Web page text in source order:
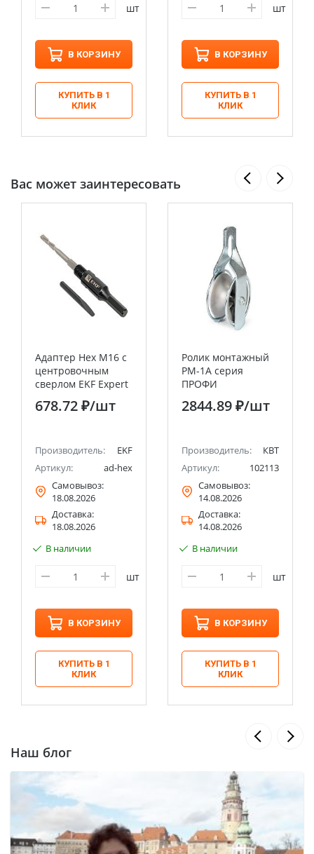
шт
В КОРЗИНУ
КУПИТЬ В 1
КЛИК
шт
В КОРЗИНУ
КУПИТЬ В 1
КЛИК
Вас может заинтересовать
Адаптер Hex M16 с
центровочным
сверлом EKF Expert
678.72 ₽/шт
Производитель:
EKF
Артикул:
ad-hex
Самовывоз:
18.08.2026
Доставка:
18.08.2026
В наличии
шт
В КОРЗИНУ
КУПИТЬ В 1
КЛИК
Ролик монтажный
РМ-1А серия
ПРОФИ
2844.89 ₽/шт
Производитель:
КВТ
Артикул:
102113
Самовывоз:
14.08.2026
Доставка:
14.08.2026
В наличии
шт
В КОРЗИНУ
КУПИТЬ В 1
КЛИК
Наш блог